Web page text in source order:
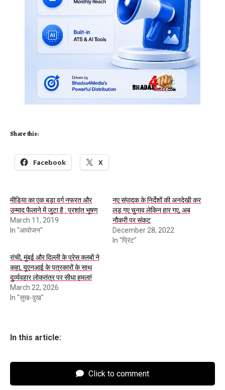
Share this:
Facebook X
मीडिया का एक बड़ा वर्ग नफरत और
उन्माद फैलाने में जुटा है : प्रशांत भूषण
March 11, 2019
In "आयोजन"
नए संपादक के निर्देशों की अनदेखी कर
लड़ गए चुनाव लेकिन हार गए, अब
नौकरी पर संकट
December 28, 2022
In "प्रिंट"
रांची, मुंबई और दिल्ली के प्रेस क्लबों ने
कहा, यूएनआई के पत्रकारों के साथ
दुर्व्यवहार लोकतंत्र पर सीधा हमला!
March 22, 2026
In "सुख-दुख"
In this article:
Click to comment